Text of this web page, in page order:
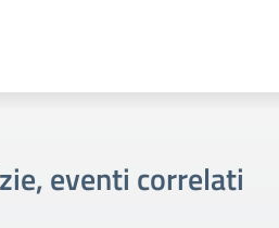
eventi correlati